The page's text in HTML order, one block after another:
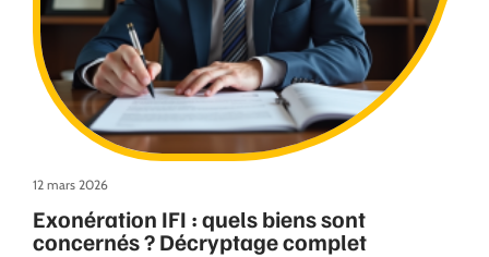
12 mars 2026
Exonération IFI : quels biens sont
concernés ? Décryptage complet